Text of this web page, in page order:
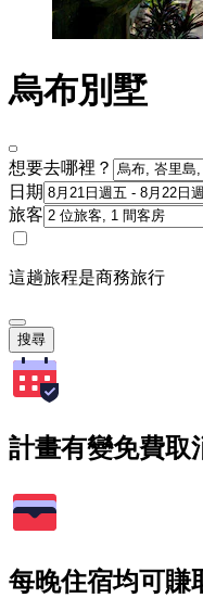
烏布別墅
想要去哪裡？
日期
旅客
這趟旅程是商務旅行
搜尋
計畫有變免費取
每晚住宿均可賺